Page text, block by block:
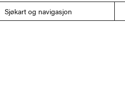
Sjøkart og navigasjon